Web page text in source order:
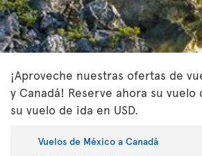
¡Aproveche nuestras ofertas de
y Canadá! Reserve ahora su
su vuelo de ida en USD.
Vuelos de México a Canadá